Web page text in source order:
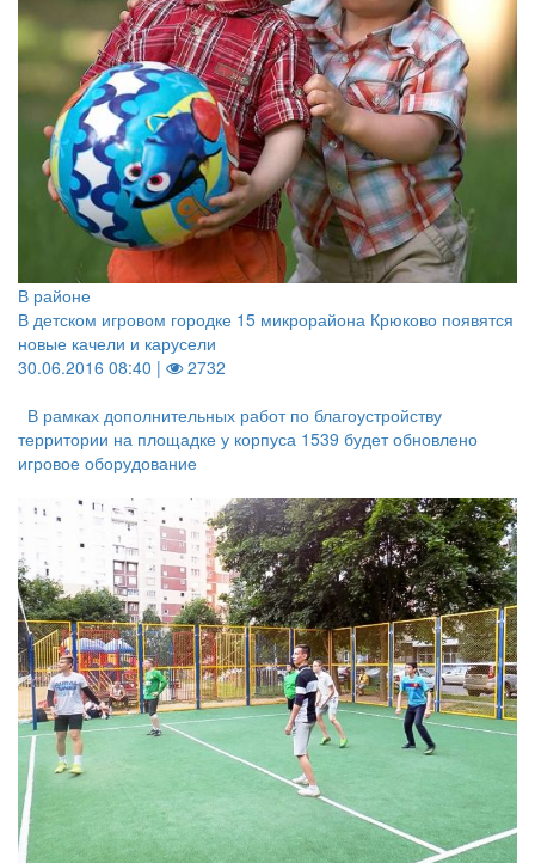
В районе
В детском игровом городке 15 микрорайона Крюково появятся
новые качели и карусели
30.06.2016 08:40 |
2732
В рамках дополнительных работ по благоустройству
территории на площадке у корпуса 1539 будет обновлено
игровое оборудование